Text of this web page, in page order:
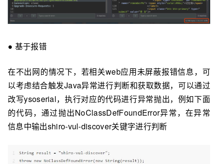
● 基于报错
在不出⽹的情况下，若相关web应⽤未屏蔽报错信息，可
以考虑结合触发Java异常进⾏判断和获取数据，可以通过
改写ysoserial，执⾏对应的代码进⾏异常抛出，例如下⾯
的代码，通过抛出NoClassDefFoundError异常，在异常
信息中输出shiro-vul-discover关键字进⾏判断